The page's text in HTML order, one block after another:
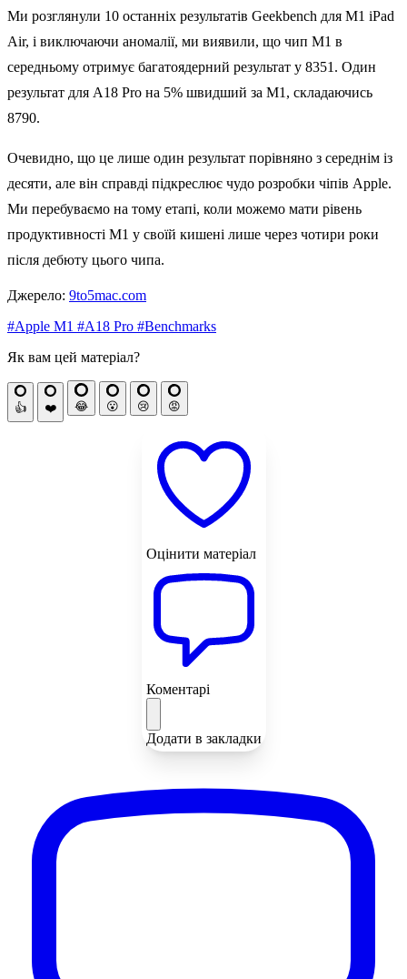
Ми розглянули 10 останніх результатів Geekbench для M1 iPad
Air, і виключаючи аномалії, ми виявили, що чип M1 в
середньому отримує багатоядерний результат у 8351. Один
результат для A18 Pro на 5% швидший за M1, складаючись
8790.
Очевидно, що це лише один результат порівняно з середнім із
десяти, але він справді підкреслює чудо розробки чіпів Apple.
Ми перебуваємо на тому етапі, коли можемо мати рівень
продуктивності M1 у своїй кишені лише через чотири роки
після дебюту цього чипа.
Джерело: 9to5mac.com
#Apple M1 #A18 Pro #Benchmarks
Як вам цей матеріал?
👍 ❤️ 😂 😮 😢 😡
Оцінити матеріал
Коментарі
Додати в закладки